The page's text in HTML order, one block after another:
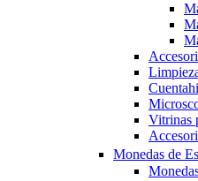
Vitrinas
Monedas de